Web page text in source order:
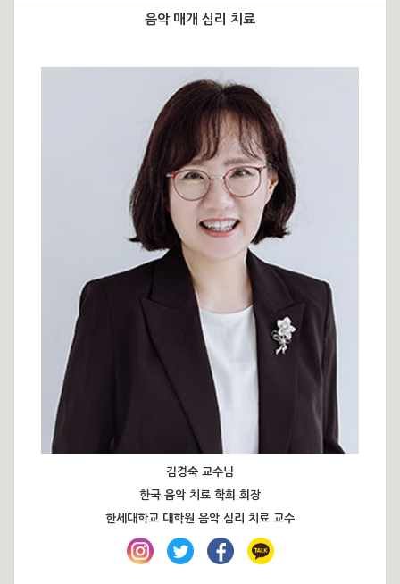
음악 매개 심리 치료
김경숙 교수님
한국 음악 치료 학회 회장
한세대학교 대학원 음악 심리 치료 교수